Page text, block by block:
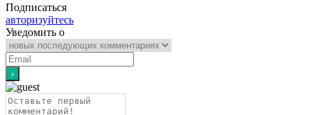
Подписаться
авторизуйтесь
Уведомить о